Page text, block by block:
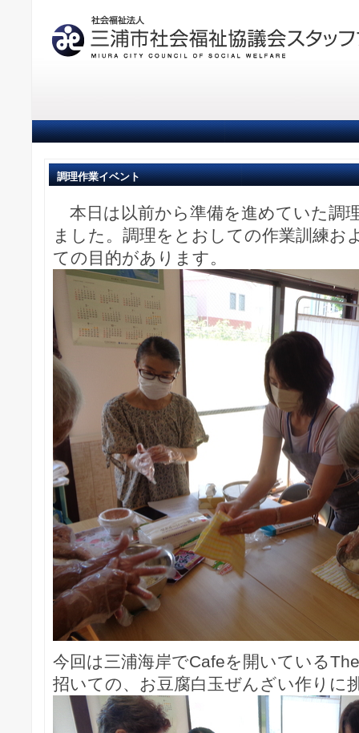
調理作業イベント
本日は以前から準備を進めていた調
ました。調理をとおしての作業訓練お
ての目的があります。
今回は三浦海岸でCafeを開いている
招いての、お豆腐白玉ぜんざい作りに